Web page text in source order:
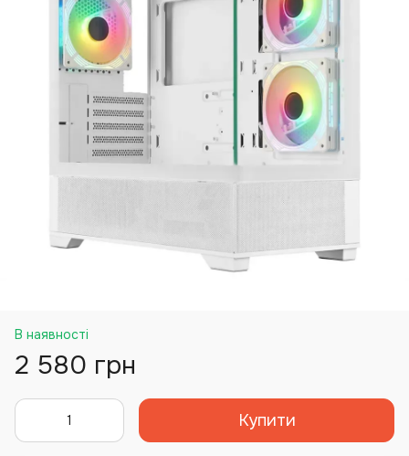
В наявності
2 580 грн
Купити